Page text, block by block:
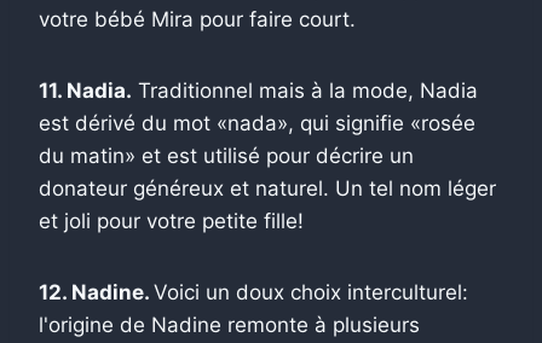
votre bébé Mira pour faire court.
11. Nadia. Traditionnel mais à la mode, Nadia
est dérivé du mot «nada», qui signifie «rosée
du matin» et est utilisé pour décrire un
donateur généreux et naturel. Un tel nom léger
et joli pour votre petite fille!
12. Nadine. Voici un doux choix interculturel:
l'origine de Nadine remonte à plusieurs